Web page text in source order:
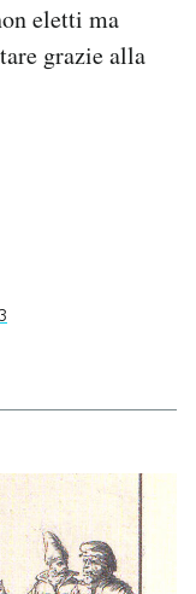
eletti ma
grazie alla